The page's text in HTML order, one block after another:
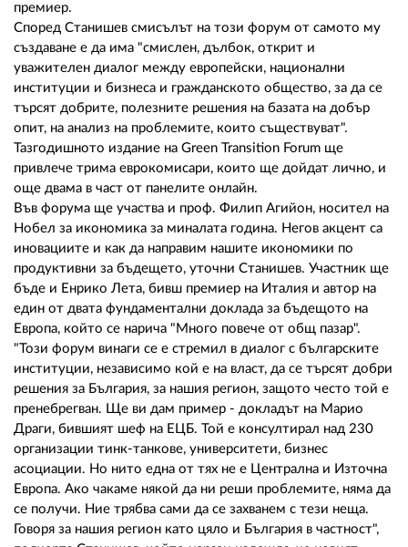
премиер.
Според Станишев смисълът на този форум от самото му
създаване е да има "смислен, дълбок, открит и
уважителен диалог между европейски, национални
институции и бизнеса и гражданското общество, за да се
търсят добрите, полезните решения на базата на добър
опит, на анализ на проблемите, които съществуват".
Тазгодишното издание на Green Transition Forum ще
привлече трима еврокомисари, които ще дойдат лично, и
още двама в част от панелите онлайн.
Във форума ще участва и проф. Филип Агийон, носител на
Нобел за икономика за миналата година. Негов акцент са
иновациите и как да направим нашите икономики по
продуктивни за бъдещето, уточни Станишев. Участник ще
бъде и Енрико Лета, бивш премиер на Италия и автор на
един от двата фундаментални доклада за бъдещото на
Европа, който се нарича "Много повече от общ пазар".
"Този форум винаги се е стремил в диалог с българските
институции, независимо кой е на власт, да се търсят добри
решения за България, за нашия регион, защото често той е
пренебрегван. Ще ви дам пример - докладът на Марио
Драги, бившият шеф на ЕЦБ. Той е консултирал над 230
организации тинк-танкове, университети, бизнес
асоциации. Но нито една от тях не е Централна и Източна
Европа. Ако чакаме някой да ни реши проблемите, няма да
се получи. Ние трябва сами да се захванем с тези неща.
Говоря за нашия регион като цяло и България в частност",